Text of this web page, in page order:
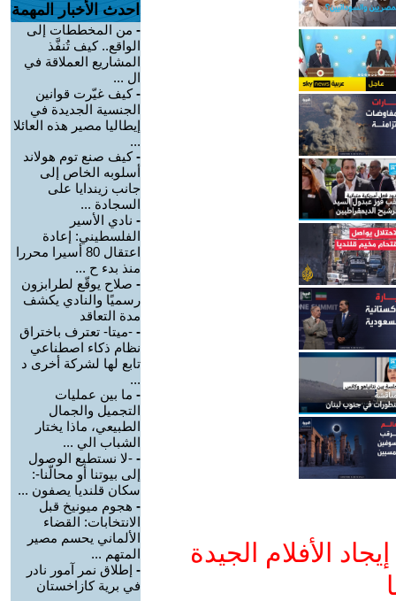
الأفلام الجيدة
احدث الأخبار المهمة
- من المخططات إلى
الواقع.. كيف تُنفَّذ
المشاريع العملاقة في
ال ...
-كيف غيّرت قوانين
الجنسية الجديدة في
إيطاليا مصير هذه العائلا
...
-كيف صنع توم هولاند
أسلوبه الخاص إلى
جانب زيندايا على
السجادة ...
- نادي الأسير
الفلسطيني: إعادة
اعتقال 80 أسيرا محررا
منذ بدء ح ...
- صلاح يوقّع لطرابزون
رسميًا والنادي يكشف
مدة التعاقد
- -ميتا- تعترف باختراق
نظام ذكاء اصطناعي
تابع لها لشركة أخرى د
...
- ما بين عمليات
التجميل والجمال
الطبيعي، ماذا يختار
الشباب الي ...
- -لا نستطيع الوصول
إلى بيوتنا أو محالّنا-:
سكان قلنديا يصفون ...
- هجوم ميونيخ قبل
الانتخابات: القضاء
الألماني يحسم مصير
المتهم ...
- إطلاق نمر آمور نادر
في برية كازاخستان